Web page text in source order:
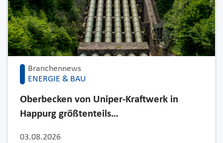
Branchennews
ENERGIE & BAU
03.08.2026
Oberbecken von Uniper-Kraftwerk in
Happurg größtenteils…